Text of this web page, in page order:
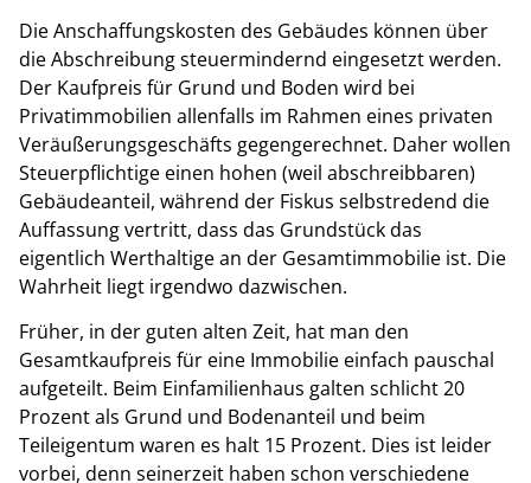
Die Anschaffungskosten des Gebäudes können über
die Abschreibung steuermindernd eingesetzt werden.
Der Kaufpreis für Grund und Boden wird bei
Privatimmobilien allenfalls im Rahmen eines privaten
Veräußerungsgeschäfts gegengerechnet. Daher wollen
Steuerpflichtige einen hohen (weil abschreibbaren)
Gebäudeanteil, während der Fiskus selbstredend die
Auffassung vertritt, dass das Grundstück das
eigentlich Werthaltige an der Gesamtimmobilie ist. Die
Wahrheit liegt irgendwo dazwischen.
Früher, in der guten alten Zeit, hat man den
Gesamtkaufpreis für eine Immobilie einfach pauschal
aufgeteilt. Beim Einfamilienhaus galten schlicht 20
Prozent als Grund und Bodenanteil und beim
Teileigentum waren es halt 15 Prozent. Dies ist leider
vorbei, denn seinerzeit haben schon verschiedene